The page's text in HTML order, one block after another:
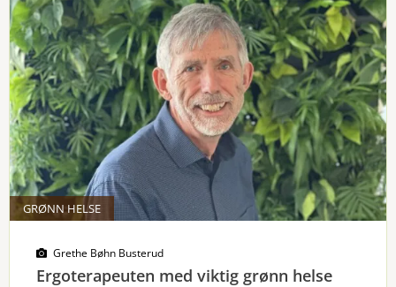
GRØNN HELSE
Grethe Bøhn Busterud
Ergoterapeuten med viktig grønn helse